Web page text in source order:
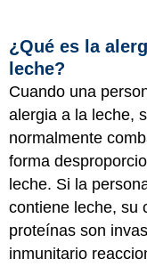
¿Qué es la
leche?
Cuando una
alergia a la leche,
normalmente
forma
leche. Si la
contiene leche, su
proteínas son
inmunitario